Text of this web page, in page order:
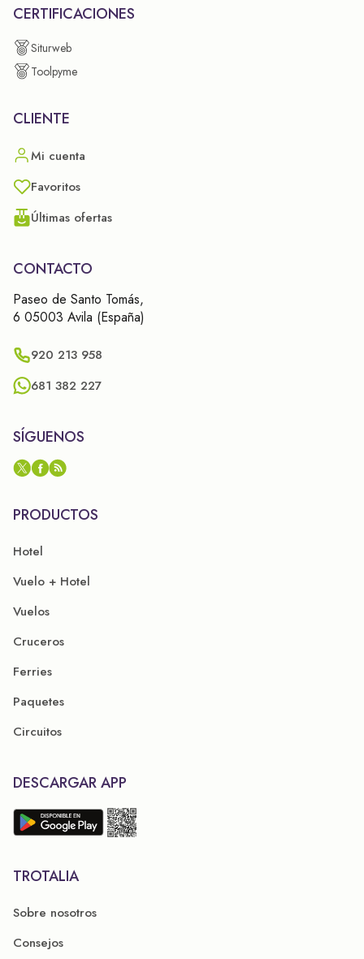
CERTIFICACIONES
Siturweb
Toolpyme
CLIENTE
Mi cuenta
Favoritos
Últimas ofertas
CONTACTO
Paseo de Santo Tomás,
6 05003 Avila (España)
920 213 958
681 382 227
SÍGUENOS
PRODUCTOS
Hotel
Vuelo + Hotel
Vuelos
Cruceros
Ferries
Paquetes
Circuitos
DESCARGAR APP
TROTALIA
Sobre nosotros
Consejos